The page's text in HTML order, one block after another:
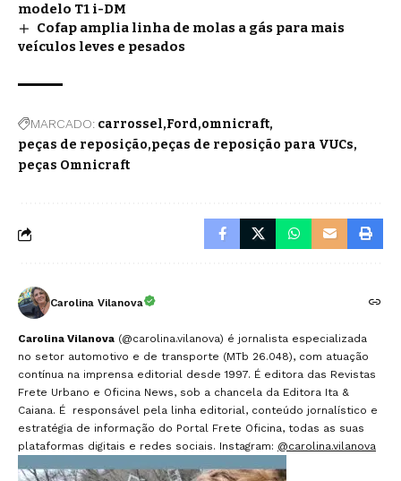
modelo T1 i-DM
Cofap amplia linha de molas a gás para mais
veículos leves e pesados
MARCADO: carrossel Ford omnicraft
peças de reposição peças de reposição para VUCs
peças Omnicraft
Carolina Vilanova
Carolina Vilanova (@carolina.vilanova) é jornalista especializada
no setor automotivo e de transporte (MTb 26.048), com atuação
contínua na imprensa editorial desde 1997. É editora das Revistas
Frete Urbano e Oficina News, sob a chancela da Editora Ita &
Caiana. É responsável pela linha editorial, conteúdo jornalístico e
estratégia de informação do Portal Frete Oficina, todas as suas
plataformas digitais e redes sociais. Instagram: @carolina.vilanova